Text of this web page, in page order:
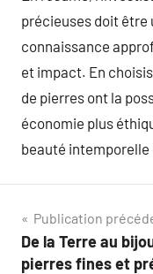
précieuses doit être
connaissance
et impact. En
de pierres ont la
économie plus
beauté intemporelle
Navigation
de
Publication
De la Terre au
pierres fines et